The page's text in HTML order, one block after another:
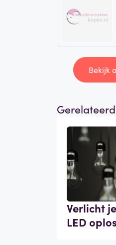
Bekijk
Verlicht
LED